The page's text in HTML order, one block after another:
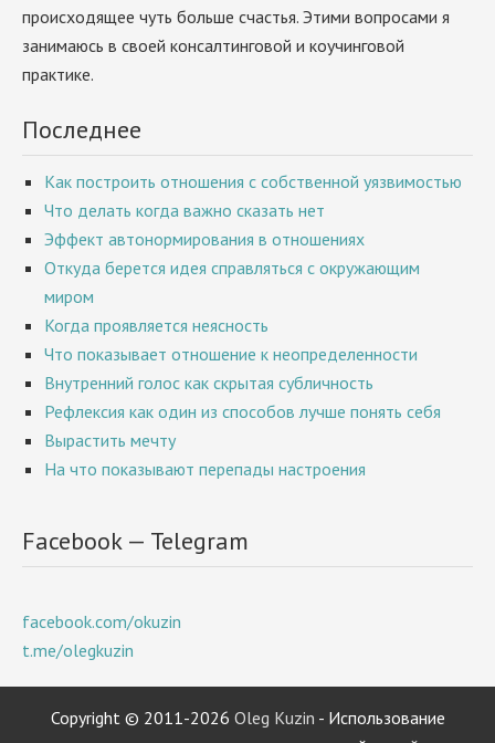
происходящее чуть больше счастья. Этими вопросами я
занимаюсь в своей консалтинговой и коучинговой
практике.
Последнее
Как построить отношения с собственной уязвимостью
Что делать когда важно сказать нет
Эффект автонормирования в отношениях
Откуда берется идея справляться с окружающим
миром
Когда проявляется неясность
Что показывает отношение к неопределенности
Внутренний голос как скрытая субличность
Рефлексия как один из способов лучше понять себя
Вырастить мечту
На что показывают перепады настроения
Facebook — Telegram
facebook.com/okuzin
t.me/olegkuzin
Copyright © 2011-2026 Oleg Kuzin - Использование